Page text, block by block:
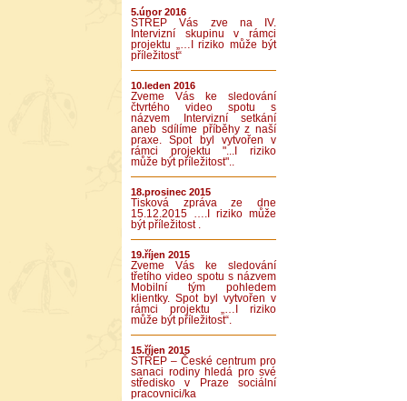
5.únor 2016
STŘEP Vás zve na IV.
Intervizní skupinu v rámci
projektu „…I riziko může být
příležitost“
10.leden 2016
Zveme Vás ke sledování
čtvrtého video spotu s
názvem Intervizní setkání
aneb sdílíme příběhy z naší
praxe. Spot byl vytvořen v
rámci projektu "...I riziko
může být příležitost"..
18.prosinec 2015
Tisková zpráva ze dne
15.12.2015 ….I riziko může
být příležitost .
19.říjen 2015
Zveme Vás ke sledování
třetího video spotu s názvem
Mobilní tým pohledem
klientky. Spot byl vytvořen v
rámci projektu „…I riziko
může být příležitost“.
15.říjen 2015
STŘEP – České centrum pro
sanaci rodiny hledá pro své
středisko v Praze sociální
pracovnici/ka